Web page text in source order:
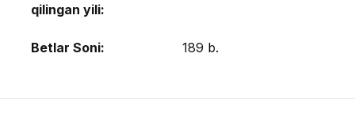
qilingan yili:
Betlar Soni: 189 b.